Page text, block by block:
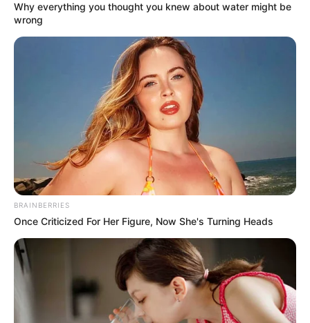
Why everything you thought you knew about water might be
wrong
BRAINBERRIES
Once Criticized For Her Figure, Now She's Turning Heads